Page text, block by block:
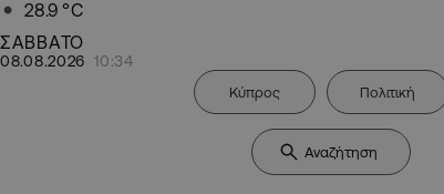
28.9 °C
ΣΑΒΒΑΤΟ
08.08.2026 10:34
Κύπρος Πολιτική